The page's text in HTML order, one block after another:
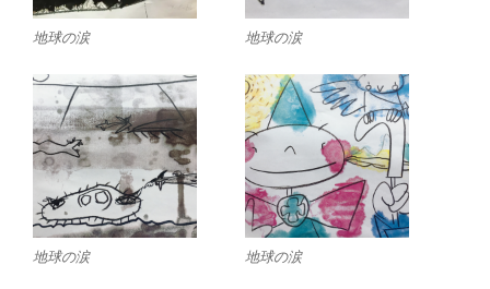
地球の涙 地球の涙
地球の涙 地球の涙